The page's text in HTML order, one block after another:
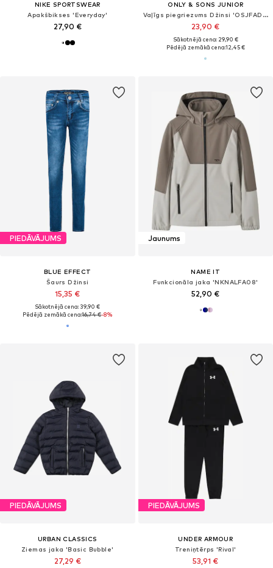
NIKE SPORTSWEAR
Apakšbikses 'Everyday'
27,90 €
ONLY & SONS JUNIOR
Vaļīgs piegriezums Džinsi 'OSJFADE'
23,90 €
Sākotnējā cena: 29,90 €
Pēdējā zemākā cena:12,45 €
PIEDĀVĀJUMS
BLUE EFFECT
Šaurs Džinsi
15,35 €
Sākotnējā cena: 39,90 €
Pēdējā zemākā cena:16,74 €-8%
Jaunums
NAME IT
Funkcionāla jaka 'NKNALFA08'
52,90 €
PIEDĀVĀJUMS
URBAN CLASSICS
Ziemas jaka 'Basic Bubble'
27,29 €
PIEDĀVĀJUMS
UNDER ARMOUR
Treniņtērps 'Rival'
53,91 €